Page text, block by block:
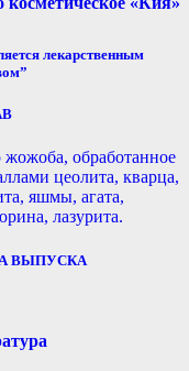
лекарственным
обработанное
цеолита, кварца,
яшмы, агата,
лазурита.
ВЫПУСКА